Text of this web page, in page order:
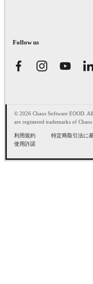
Follow us
© 2026 Chaos Software EOOD.
are registered trademarks of
利用規約 特定商取引法に
使用許諾